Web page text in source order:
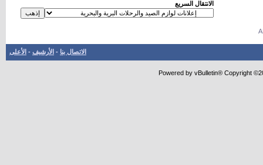
الانتقال السريع
الاتصال بنا - الأرشيف - الأعلى
Powered by vBulletin® Copyright